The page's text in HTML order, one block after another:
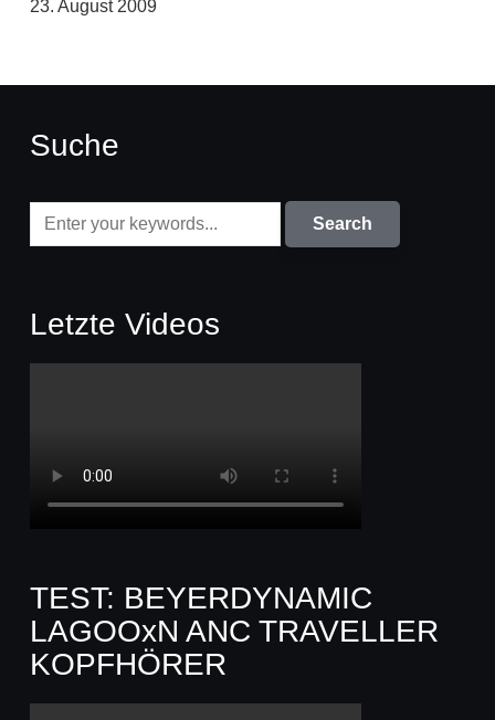
23. August 2009
Suche
Letzte Videos
TEST: BEYERDYNAMIC
LAGOOxN ANC TRAVELLER
KOPFHÖRER